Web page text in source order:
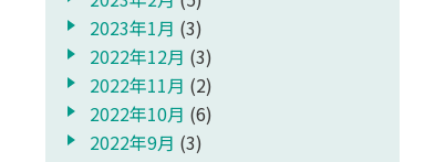
2023年1月 (3)
2022年12月 (3)
2022年11月 (2)
2022年10月 (6)
2022年9月 (3)